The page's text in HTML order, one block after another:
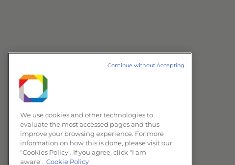
We use cookies and other technologies to
evaluate the most accessed pages and thus
improve your browsing experience. For more
information on how this is done, please visit our
"Cookies Policy". If you agree, click "I am
aware". Cookie Policy
Continue without Accepting